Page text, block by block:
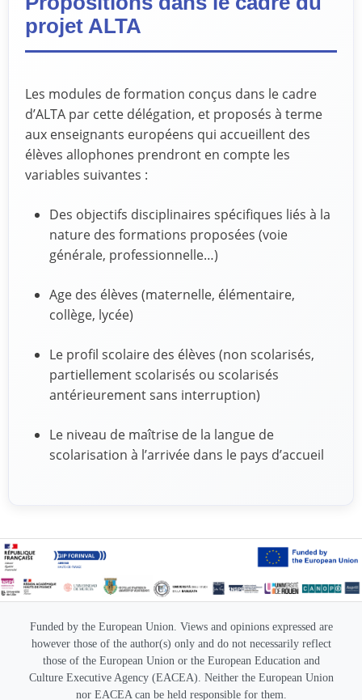
projet ALTA
Les modules de formation conçus dans le cadre
d’ALTA par cette délégation, et proposés à terme
aux enseignants européens qui accueillent des
élèves allophones prendront en compte les
variables suivantes :
Des objectifs disciplinaires spécifiques liés à la
nature des formations proposées (voie
générale, professionnelle…)
Age des élèves (maternelle, élémentaire,
collège, lycée)
Le profil scolaire des élèves (non scolarisés,
partiellement scolarisés ou scolarisés
antérieurement sans interruption)
Le niveau de maîtrise de la langue de
scolarisation à l’arrivée dans le pays d’accueil
Funded by the European Union. Views and opinions expressed are
however those of the author(s) only and do not necessarily reflect
those of the European Union or the European Education and
Culture Executive Agency (EACEA). Neither the European Union
nor EACEA can be held responsible for them.